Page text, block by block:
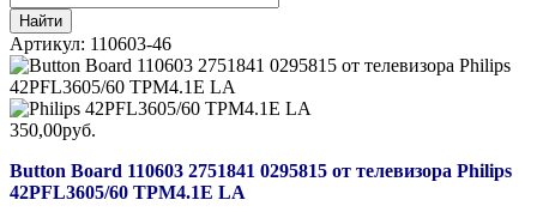
Артикул: 110603-46
350,00руб.
Button Board 110603 2751841 0295815 от телевизора Philips
42PFL3605/60 TPM4.1E LA